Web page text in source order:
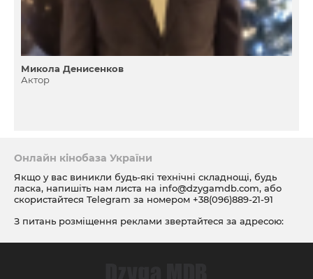
Микола Денисенков
Актор
Онлайн кінобаза України
Якщо у вас виникли будь-які технічні складнощі, будь
ласка, напишіть нам листа на info@dzygamdb.com, або
скористайтеся Telegram за номером +38(096)889-21-91
З питань розміщення реклами звертайтеся за адресою:
посиланням